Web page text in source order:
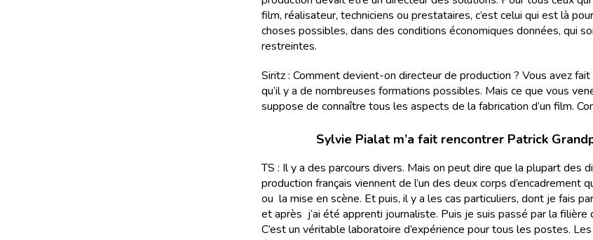
film, réalisateur, techniciens ou prestataires, c’est celui qui est là
choses possibles, dans des conditions économiques données, qui
restreintes.
Siritz : Comment devient-on directeur de production ? Vous avez fait
qu’il y a de nombreuses formations possibles. Mais ce que vous
suppose de connaître tous les aspects de la fabrication d’un film.
Sylvie Pialat m’a fait rencontrer Patrick
TS : Il y a des parcours divers. Mais on peut dire que la plupart des
production français viennent de l’un des deux corps d’encadrement
ou la mise en scène. Et puis, il y a les cas particuliers, dont je fais
et après j’ai été apprenti journaliste. Puis je suis passé par la filière
C’est un véritable laboratoire d’expérience pour tous les postes.